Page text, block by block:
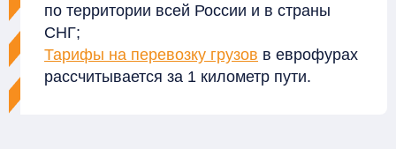
по территории всей России и в страны
СНГ;
Тарифы на перевозку грузов в еврофурах
рассчитывается за 1 километр пути.